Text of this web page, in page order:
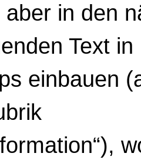
in den
Text in
einbauen